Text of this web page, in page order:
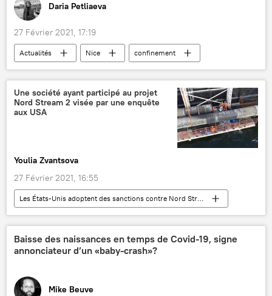
Daria Petliaeva
27 Février 2021, 17:19
Actualités Nice
confinement
week-end
France
Une société ayant participé au projet
Nord Stream 2 visée par une enquête
aux USA
Youlia Zvantsova
27 Février 2021, 16:55
Les États-Unis adoptent des sanctions contre Nord Stream 2
International
Actualités
économie
Nord Stream 2
sanctions enquête
Baisse des naissances en temps de Covid-19, signe
annonciateur d’un «baby-crash»?
Mike Beuve